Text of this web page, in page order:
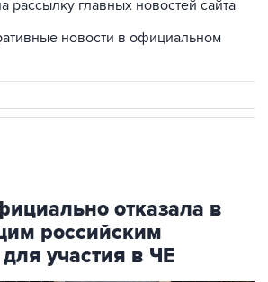
отказала в
российским
участия в ЧЕ